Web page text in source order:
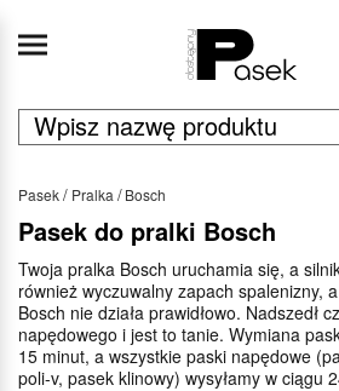
Pasek Pralka Bosch
Pasek do pralki Bosch
Twoja pralka Bosch uruchamia się, a
również wyczuwalny zapach spalenizny,
Bosch nie działa prawidłowo. Nadszedł
napędowego i jest to tanie. Wymiana
15 minut, a wszystkie paski napędowe
poli-v, pasek klinowy) wysyłamy w ciągu